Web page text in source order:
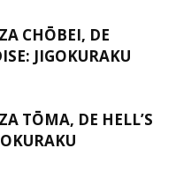
CHŌBEI, DE
JIGOKURAKU
TŌMA, DE HELL’S